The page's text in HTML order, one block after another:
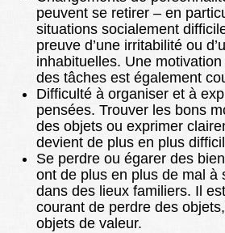
peuvent se retirer – en
situations socialement
preuve d’une irritabilité ou
inhabituelles. Une
des tâches est également
Difficulté à organiser et à
pensées. Trouver les bons
des objets ou exprimer
devient de plus en plus
Se perdre ou égarer des
ont de plus en plus de mal à
dans des lieux familiers. Il
courant de perdre des
objets de valeur.